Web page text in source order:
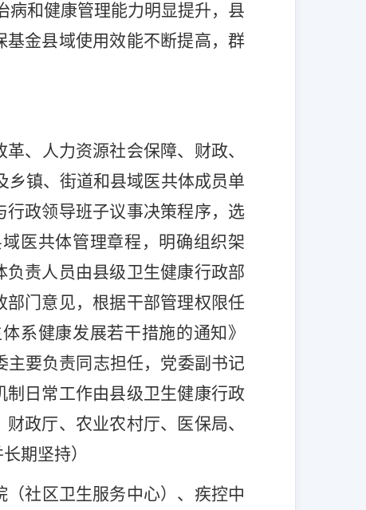
病和健康管理能力明显提升，县
金县域使用效能不断提高，群
、人力资源社会保障、财政、
镇、街道和县域医共体成员单
政领导班子议事决策程序，选
医共体管理章程，明确组织架
责人员由县级卫生健康行政部
门意见，根据干部管理权限任
系健康发展若干措施的通知》
要负责同志担任，党委副书记
日常工作由县级卫生健康行政
政厅、农业农村厅、医保局、
长期坚持）
社区卫生服务中心）、疾控中